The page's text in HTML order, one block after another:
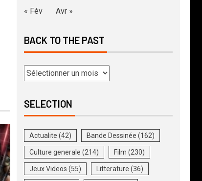
« Fév Avr »
BACK TO THE PAST
SELECTION
Actualite (42) Bande Dessinée (162)
Culture generale (214) Film (230)
Jeux Videos (55) Litterature (36)